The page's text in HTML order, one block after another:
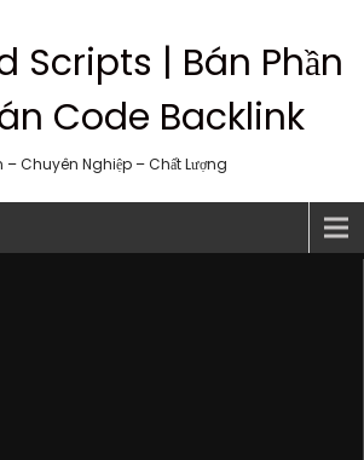
Scripts | Bán Phần
Code Backlink
– Chuyên Nghiệp – Chất Lượng